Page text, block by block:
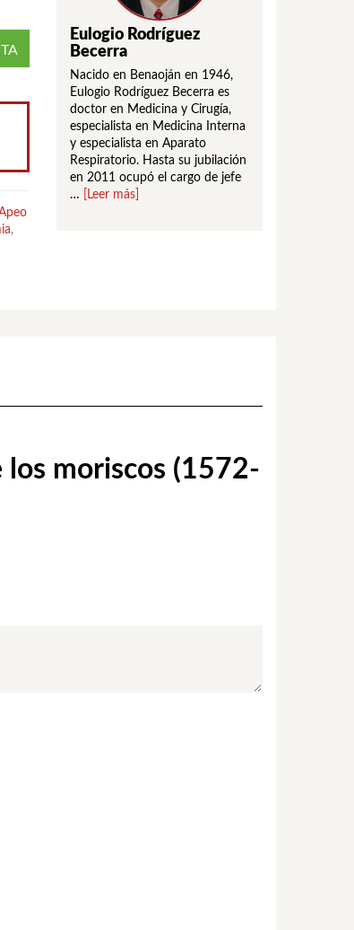
,
Eulogio Rodríguez
Becerra
Nacido en Benaoján en 1946,
Eulogio Rodríguez Becerra es
doctor en Medicina y Cirugía,
especialista en Medicina Interna
y especialista en Aparato
Respiratorio. Hasta su jubilación
en 2011 ocupó el cargo de jefe
…
[Leer más]
los moriscos (1572-